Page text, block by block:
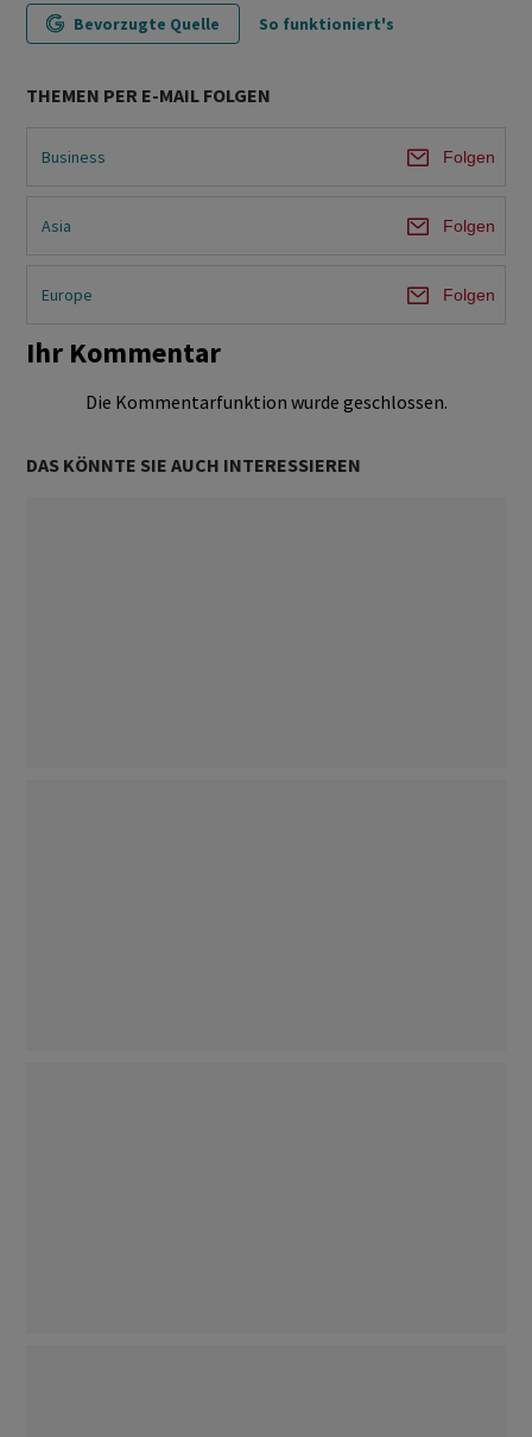
Bevorzugte Quelle So funktioniert's
THEMEN PER E-MAIL FOLGEN
Business Folgen
Asia Folgen
Europe Folgen
Ihr Kommentar
Die Kommentarfunktion wurde geschlossen.
DAS KÖNNTE SIE AUCH INTERESSIEREN